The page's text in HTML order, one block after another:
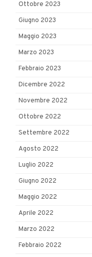
Ottobre 2023
Giugno 2023
Maggio 2023
Marzo 2023
Febbraio 2023
Dicembre 2022
Novembre 2022
Ottobre 2022
Settembre 2022
Agosto 2022
Luglio 2022
Giugno 2022
Maggio 2022
Aprile 2022
Marzo 2022
Febbraio 2022